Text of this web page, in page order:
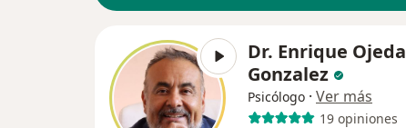
Dr. Enrique Ojeda
Gonzalez
Psicólogo · Ver más
19 opiniones